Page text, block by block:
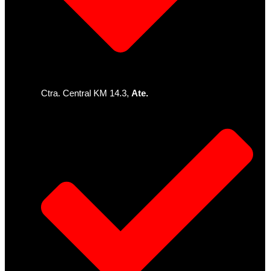
Ctra. Central KM 14.3, Ate.